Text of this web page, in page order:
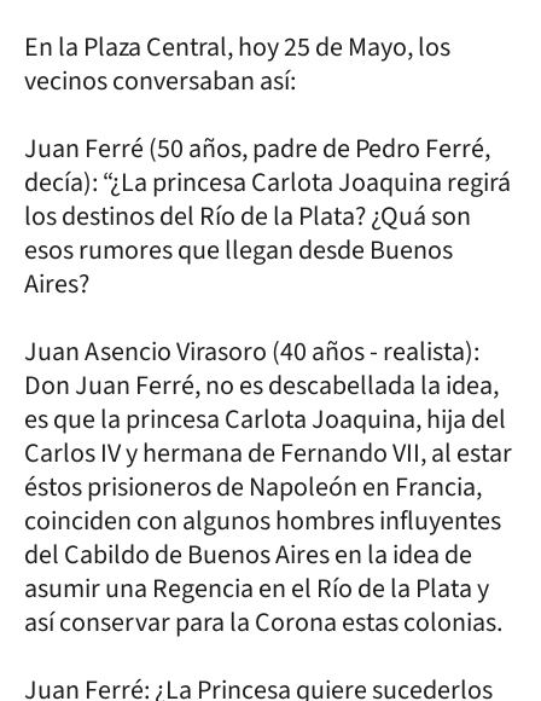
En la Plaza Central, hoy 25 de Mayo, los
vecinos conversaban así:
Juan Ferré (50 años, padre de Pedro Ferré,
decía): “¿La princesa Carlota Joaquina regirá
los destinos del Río de la Plata? ¿Quá son
esos rumores que llegan desde Buenos
Aires?
Juan Asencio Virasoro (40 años - realista):
Don Juan Ferré, no es descabellada la idea,
es que la princesa Carlota Joaquina, hija del
Carlos IV y hermana de Fernando VII, al estar
éstos prisioneros de Napoleón en Francia,
coinciden con algunos hombres influyentes
del Cabildo de Buenos Aires en la idea de
asumir una Regencia en el Río de la Plata y
así conservar para la Corona estas colonias.
Juan Ferré: ¿La Princesa quiere sucederlos